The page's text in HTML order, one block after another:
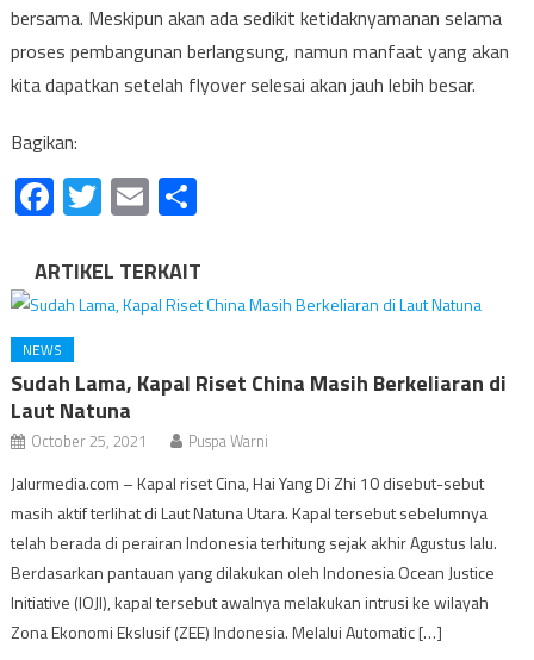
bersama. Meskipun akan ada sedikit ketidaknyamanan selama
proses pembangunan berlangsung, namun manfaat yang akan
kita dapatkan setelah flyover selesai akan jauh lebih besar.
Bagikan:
Facebook
Twitter
EmailShare
ARTIKEL TERKAIT
NEWS
Sudah Lama, Kapal Riset China Masih Berkeliaran di
Laut Natuna
October 25, 2021 Puspa Warni
Jalurmedia.com – Kapal riset Cina, Hai Yang Di Zhi 10 disebut-sebut
masih aktif terlihat di Laut Natuna Utara. Kapal tersebut sebelumnya
telah berada di perairan Indonesia terhitung sejak akhir Agustus lalu.
Berdasarkan pantauan yang dilakukan oleh Indonesia Ocean Justice
Initiative (IOJI), kapal tersebut awalnya melakukan intrusi ke wilayah
Zona Ekonomi Ekslusif (ZEE) Indonesia. Melalui Automatic […]